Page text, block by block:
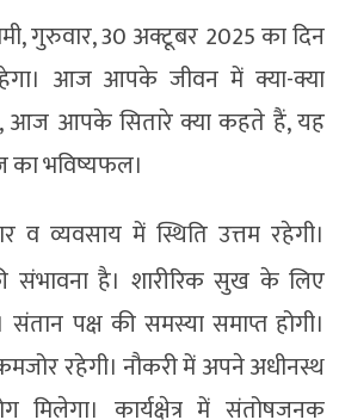
गुरुवार, 30 अक्टूबर 2025 का दिन
आज आपके जीवन में क्या-क्या
आज आपके सितारे क्या कहते हैं, यह
भविष्यफल।
व व्यवसाय में स्थिति उत्तम रहेगी।
संभावना है। शारीरिक सुख के लिए
पक्ष की समस्या समाप्त होगी।
रहेगी। नौकरी में अपने अधीनस्थ
कार्यक्षेत्र में संतोषजनक